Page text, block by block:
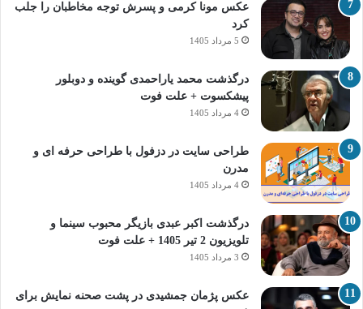
عکس مونا کرمی و پسرش توجه مخاطبان را جلب
کرد
5 مرداد 1405
درگذشت محمد یاراحمدی گوینده و دوبلور
پیشکسوت + علت فوت
4 مرداد 1405
طراحی سایت در دزفول با طراحی حرفه‌ ای و
مدرن
4 مرداد 1405
درگذشت اکبر عبدی بازیگر محبوب سینما و
تلویزیون 2 تیر 1405 + علت فوت
3 مرداد 1405
عکس پژمان جمشیدی در پشت صحنه نمایش برای